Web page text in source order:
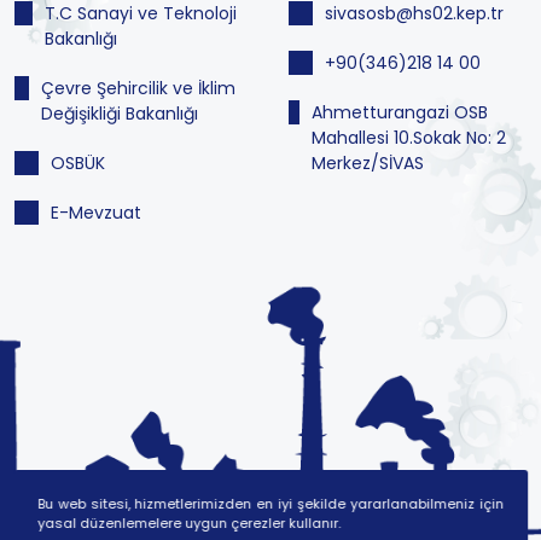
T.C Sanayi ve Teknoloji
Bakanlığı
Çevre Şehircilik ve İklim
Değişikliği Bakanlığı
OSBÜK
E-Mevzuat
sivasosb@hs02.kep.tr
+90(346)218 14 00
Ahmetturangazi OSB
Mahallesi 10.Sokak No: 2
Merkez/SİVAS
Bu web sitesi, hizmetlerimizden en iyi şekilde yararlanabilmeniz için
yasal düzenlemelere uygun çerezler kullanır.